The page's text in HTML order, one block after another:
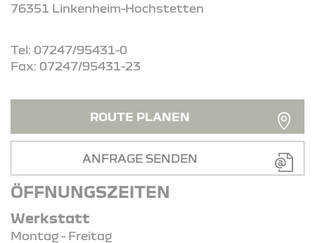
76351 Linkenheim-Hochstetten
Tel: 07247/95431-0
Fax: 07247/95431-23
ROUTE PLANEN
ANFRAGE SENDEN
ÖFFNUNGSZEITEN
Werkstatt
Montag - Freitag